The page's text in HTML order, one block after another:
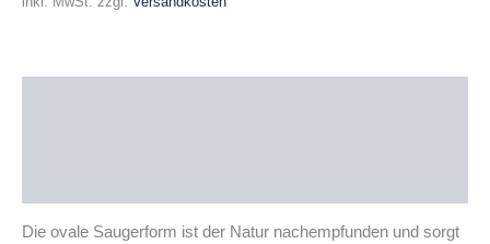
Die ovale Saugerform ist der Natur nachempfunden und sorgt